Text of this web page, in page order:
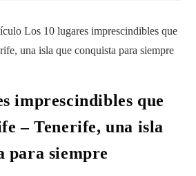
imprescindibles que
– Tenerife, una isla
para siempre